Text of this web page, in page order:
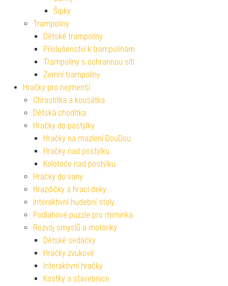
Šipky
Trampolíny
Dětské trampolíny
Příslušenství k trampolínám
Trampolíny s ochrannou sítí
Zemní trampolíny
Hračky pro nejmenší
Chrastítka a kousátka
Dětská chodítka
Hračky do postýlky
Hračky na mazlení DouDou
Hračky nad postýlku
Kolotoče nad postýlku
Hračky do vany
Hrazdičky a hrací deky
Interaktivní hudební stoly
Podlahové puzzle pro miminka
Rozvoj smyslů a motoriky
Dětské sedačky
Hračky zvukové
Interaktivní hračky
Kostky a stavebnice